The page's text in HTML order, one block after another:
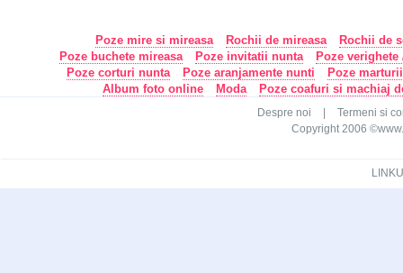
Poze mire si mireasa Rochii de mireasa
Rochii de
Poze buchete mireasa
Poze invitatii nunta
Poze
Poze corturi nunta
Poze aranjamente nunti
Poze
Album foto online
Moda Poze coafuri si machiaj
Despre noi
Termeni si
Copyright 2006